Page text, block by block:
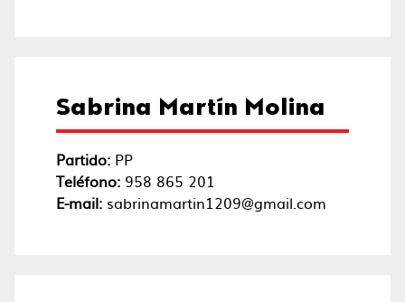
Sabrina Martín Molina
Partido: PP
Teléfono: 958 865 201
E-mail: sabrinamartin1209@gmail.com